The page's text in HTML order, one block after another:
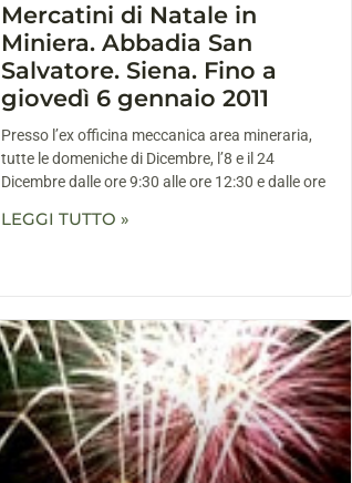
Mercatini di Natale in
Miniera. Abbadia San
Salvatore. Siena. Fino a
giovedì 6 gennaio 2011
Presso l’ex officina meccanica area mineraria,
tutte le domeniche di Dicembre, l’8 e il 24
Dicembre dalle ore 9:30 alle ore 12:30 e dalle ore
LEGGI TUTTO »